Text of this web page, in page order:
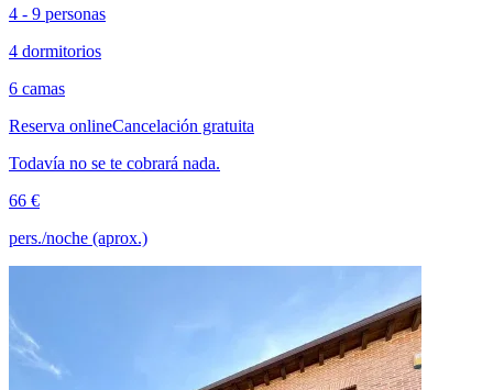
4 - 9 personas
4 dormitorios
6 camas
Reserva onlineCancelación gratuita
Todavía no se te cobrará nada.
66 €
pers./noche (aprox.)